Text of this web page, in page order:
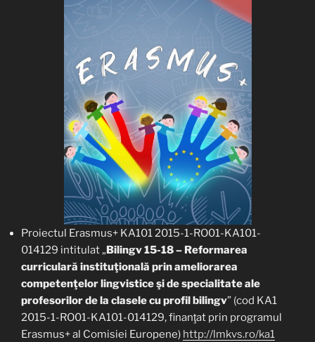
Proiectul Erasmus+ KA101 2015-1-RO01-KA101-
014129 intitulat „Bilingv 15-18 – Reformarea
curriculară instituţională prin ameliorarea
competenţelor lingvistice şi de specialitate ale
profesorilor de la clasele cu profil bilingv” (cod KA1
2015-1-RO01-KA101-014129, finanţat prin programul
Erasmus+ al Comisiei Europene) http://lmkvs.ro/ka1